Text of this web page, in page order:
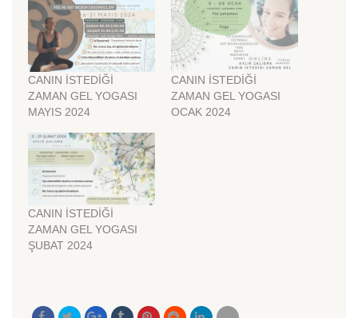
CANIN İSTEDİĞİ
ZAMAN GEL YOGASI
MAYIS 2024
CANIN İSTEDİĞİ
ZAMAN GEL YOGASI
OCAK 2024
CANIN İSTEDİĞİ
ZAMAN GEL YOGASI
ŞUBAT 2024